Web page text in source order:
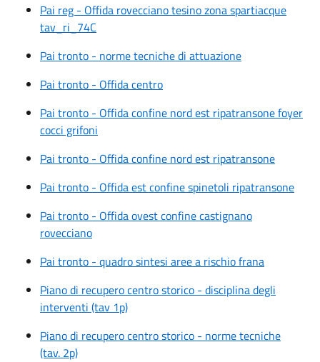
Pai reg - Offida rovecciano tesino zona spartiacque
tav_ri_74C
Pai tronto - norme tecniche di attuazione
Pai tronto - Offida centro
Pai tronto - Offida confine nord est ripatransone foyer
cocci grifoni
Pai tronto - Offida confine nord est ripatransone
Pai tronto - Offida est confine spinetoli ripatransone
Pai tronto - Offida ovest confine castignano
rovecciano
Pai tronto - quadro sintesi aree a rischio frana
Piano di recupero centro storico - disciplina degli
interventi (tav 1p)
Piano di recupero centro storico - norme tecniche
(tav. 2p)